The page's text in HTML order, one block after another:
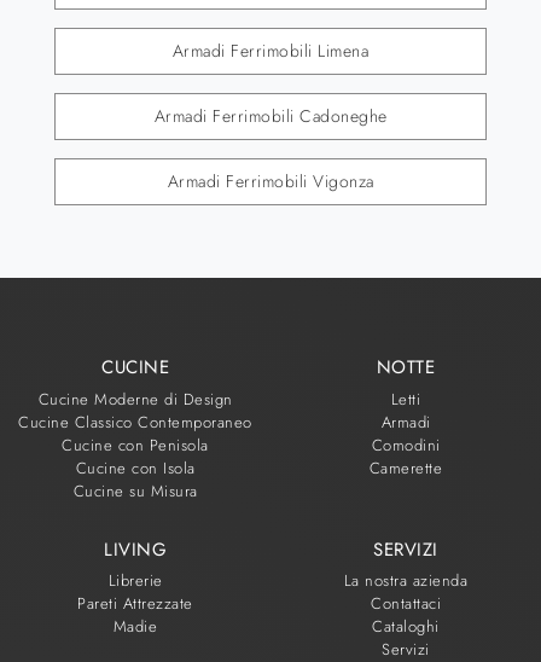
Armadi Ferrimobili Limena
Armadi Ferrimobili Cadoneghe
Armadi Ferrimobili Vigonza
CUCINE
Cucine Moderne di Design
Cucine Classico Contemporaneo
Cucine con Penisola
Cucine con Isola
Cucine su Misura
NOTTE
Letti
Armadi
Comodini
Camerette
LIVING
Librerie
Pareti Attrezzate
Madie
SERVIZI
La nostra azienda
Contattaci
Cataloghi
Servizi